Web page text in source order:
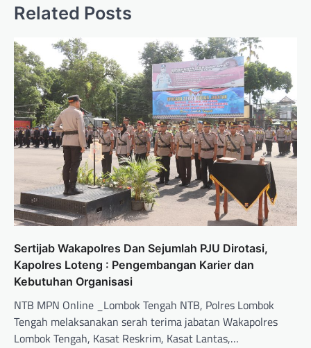
Related Posts
Sertijab Wakapolres Dan Sejumlah PJU Dirotasi,
Kapolres Loteng : Pengembangan Karier dan
Kebutuhan Organisasi
NTB MPN Online _Lombok Tengah NTB, Polres Lombok
Tengah melaksanakan serah terima jabatan Wakapolres
Lombok Tengah, Kasat Reskrim, Kasat Lantas,…